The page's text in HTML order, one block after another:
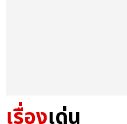
เรื่องเด่น